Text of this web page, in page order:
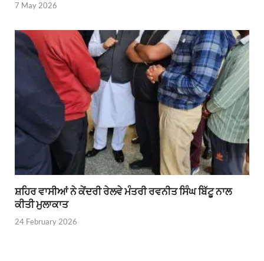
7 May 2026
ਸ਼ਹਿਰ ਵਾਸੀਆਂ ਨੇ ਕੇਂਦਰੀ ਰੇਲਵੇ ਮੰਤਰੀ ਰਵਨੀਤ ਸਿੰਘ ਬਿੱਟੂ ਨਾਲ
ਕੀਤੀ ਮੁਲਾਕਾਤ
24 February 2026